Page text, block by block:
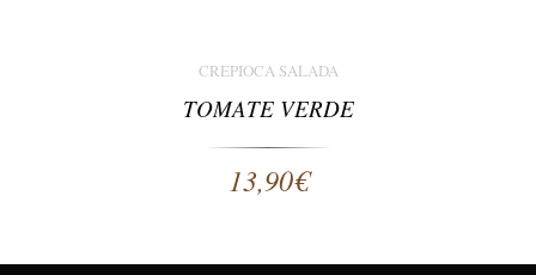
CREPIOCA SALADA
TOMATE VERDE
13,90€